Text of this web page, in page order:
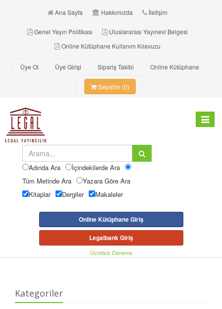
Ana Sayfa Hakkımızda İletişim
Genel Yayın Politikası
Uluslararası Yayınevi Belgesi
Online Kütüphane Kullanım Kılavuzu
Üye Ol Üye Girişi Sipariş Takibi Online Kütüphane
Sepetim (0)
Toggle
Adında Ara
İçindekilerde Ara
Tüm Metinde Ara
Yazara Göre Ara
Kitaplar
Dergiler Makaleler
Online Kütüphane Giriş
Legalbank Giriş
Ücretsiz Deneme
Kategoriler